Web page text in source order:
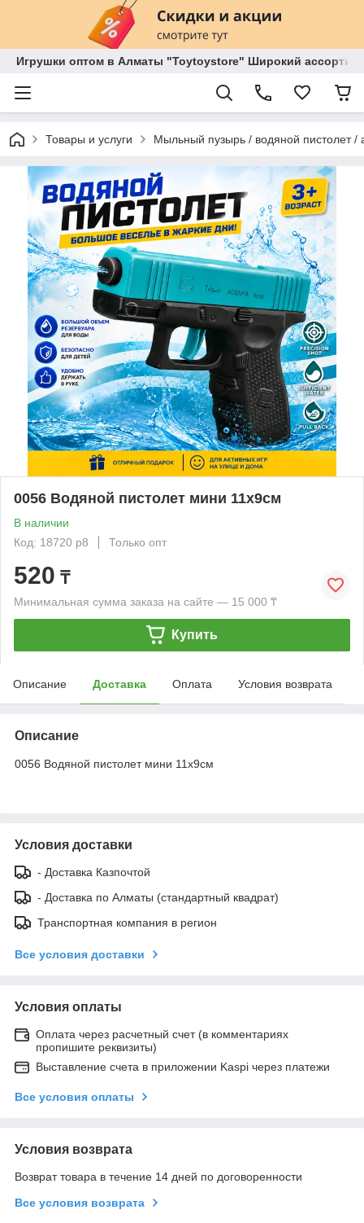
Игрушки оптом в Алматы "Toytoystore" Широкий
Товары и услуги Мыльный пузырь / водяной пистолет /
0056 Водяной пистолет мини 11х9см
В наличии
Код: 18720 р8
Только опт
520 ₸
Минимальная сумма заказа на сайте — 15 000 ₸
Купить
Описание Доставка Оплата Условия возврата
Описание
0056 Водяной пистолет мини 11х9см
Условия доставки
- Доставка Казпочтой
- Доставка по Алматы (стандартный квадрат)
Транспортная компания в регион
Все условия доставки
Условия оплаты
Оплата через расчетный счет (в комментариях
пропишите реквизиты)
Выставление счета в приложении Kaspi через платежи
Все условия оплаты
Условия возврата
Возврат товара в течение 14 дней по договоренности
Все условия возврата